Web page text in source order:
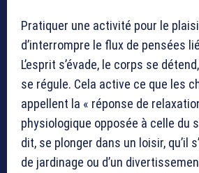
Pratiquer une activité pour le
d’interrompre le flux de pensées
L’esprit s’évade, le corps se
se régule. Cela active ce que les
appellent la « réponse de
physiologique opposée à celle du
dit, se plonger dans un loisir, qu’il
de jardinage ou d’un